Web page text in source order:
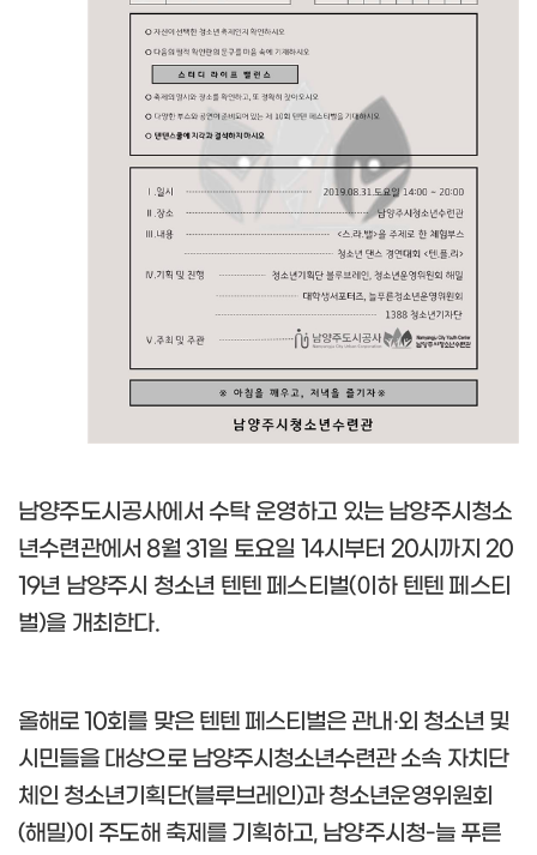
남양주도시공사에서 수탁 운영하고 있는 남양주시청소
년수련관에서8월 31일 토요일 14시부터 20시까지20
19년 남양주시 청소년 텐텐 페스티벌(이하 텐텐 페스티
벌)을 개최한다.
올해로10회를 맞은 텐텐 페스티벌은 관내‧외 청소년 및
시민들을 대상으로 남양주시청소년수련관 소속 자치단
체인 청소년기획단(블루브레인)과 청소년운영위원회
(해밀)이 주도해 축제를 기획하고, 남양주시청-늘 푸른